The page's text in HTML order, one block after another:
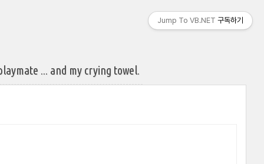
... and my crying towel.
Jump To VB.NET 구독하기